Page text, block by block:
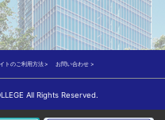
トのご利用方法 お問い合わせ
All Rights Reserved.